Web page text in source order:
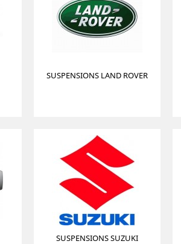
SUSPENSIONS LAND ROVER
SUSPENSIONS SUZUKI